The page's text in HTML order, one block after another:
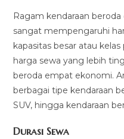
Ragam kendaraan
sangat mempengaruhi
kapasitas besar atau
harga sewa yang lebih
beroda empat ekonomi.
berbagai tipe kendaraan
SUV, hingga kendaraan
Durasi Sewa